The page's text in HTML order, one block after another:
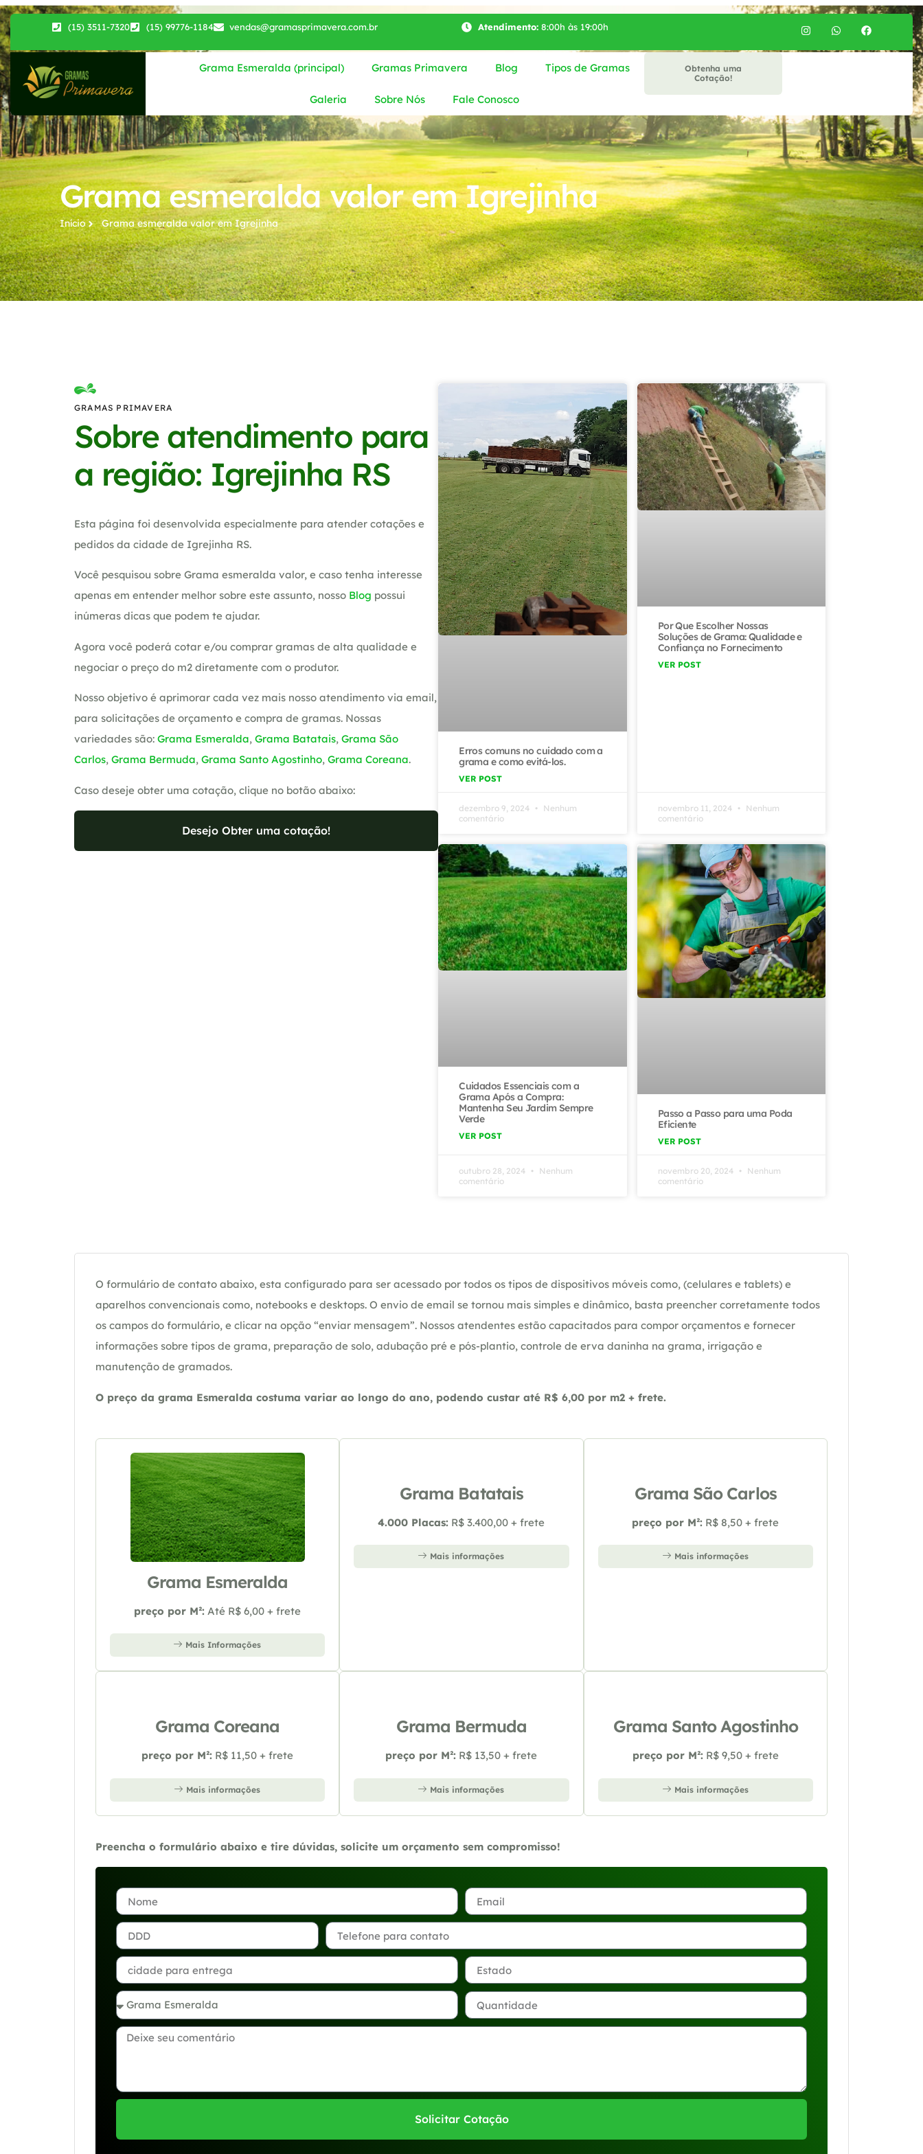
(15) 3511-7320 (15) 99776-1184 vendas@gramasprimavera.com.br Atendimento:8:00h às 19:00h
Grama Esmeralda (principal) Gramas Primavera Blog Tipos de Gramas
Galeria Sobre Nós Fale Conosco
Obtenha uma
Cotação!
Grama esmeralda valor em Igrejinha
Início Grama esmeralda valor​ em Igrejinha
GRAMAS PRIMAVERA
Sobre atendimento para
a região: Igrejinha RS
Esta página foi desenvolvida especialmente para atender cotações e
pedidos da cidade de Igrejinha RS.
Você pesquisou sobre Grama esmeralda valor, e caso tenha interesse
apenas em entender melhor sobre este assunto, nosso Blog possui
inúmeras dicas que podem te ajudar.
Agora você poderá cotar e/ou comprar gramas de alta qualidade e
negociar o preço do m2 diretamente com o produtor.
Nosso objetivo é aprimorar cada vez mais nosso atendimento via email,
para solicitações de orçamento e compra de gramas. Nossas
variedades são: Grama Esmeralda, Grama Batatais, Grama São
Carlos, Grama Bermuda, Grama Santo Agostinho, Grama Coreana.
Caso deseje obter uma cotação, clique no botão abaixo:
Desejo Obter uma cotação!
Erros comuns no cuidado com a
grama e como evitá-los.
VER POST
dezembro 9, 2024
Nenhum
comentário
Por Que Escolher Nossas
Soluções de Grama: Qualidade e
Confiança no Fornecimento
VER POST
novembro 11, 2024
Nenhum
comentário
Cuidados Essenciais com a
Grama Após a Compra:
Mantenha Seu Jardim Sempre
Verde
VER POST
outubro 28, 2024
Nenhum
comentário
Passo a Passo para uma Poda
Eficiente
VER POST
novembro 20, 2024
Nenhum
comentário
O formulário de contato abaixo, esta configurado para ser acessado por todos os tipos de dispositivos móveis como, (celulares e tablets) e
aparelhos convencionais como, notebooks e desktops. O envio de email se tornou mais simples e dinâmico, basta preencher corretamente todos
os campos do formulário, e clicar na opção “enviar mensagem”. Nossos atendentes estão capacitados para compor orçamentos e fornecer
informações sobre tipos de grama, preparação de solo, adubação pré e pós-plantio, controle de erva daninha na grama, irrigação e
manutenção de gramados.
O preço da grama Esmeralda costuma variar ao longo do ano, podendo custar até R$ 6,00 por m2 + frete.
Grama Esmeralda
preço por M²: Até R$ 6,00 + frete
Mais Informações
Grama Batatais
4.000 Placas: R$ 3.400,00 + frete
Mais informações
Grama São Carlos
preço por M²: R$ 8,50 + frete
Mais informações
Grama Coreana
preço por M²: R$ 11,50 + frete
Mais informações
Grama Bermuda
preço por M²: R$ 13,50 + frete
Mais informações
Grama Santo Agostinho
preço por M²: R$ 9,50 + frete
Mais informações
Preencha o formulário abaixo e tire dúvidas, solicite um orçamento sem compromisso!
Solicitar Cotação